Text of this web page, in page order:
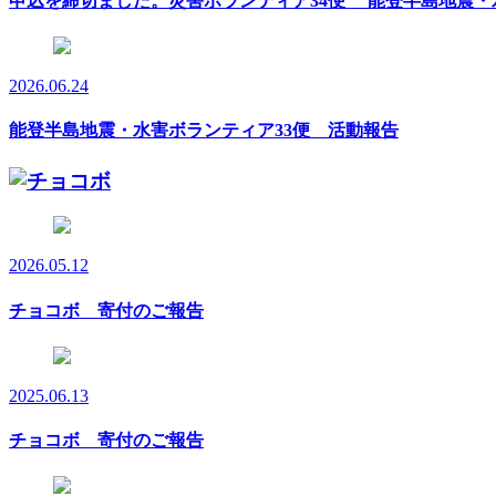
2026.06.24
能登半島地震・水害ボランティア33便 活動報告
2026.05.12
チョコボ 寄付のご報告
2025.06.13
チョコボ 寄付のご報告